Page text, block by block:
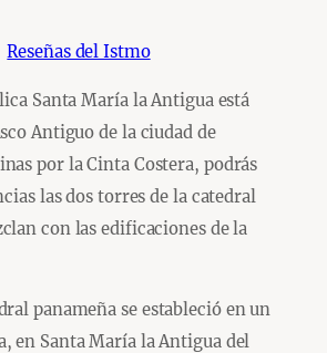
Reseñas del Istmo
Santa María la Antigua está
Antiguo de la ciudad de
por la Cinta Costera, podrás
las dos torres de la catedral
con las edificaciones de la
panameña se estableció en un
en Santa María la Antigua del